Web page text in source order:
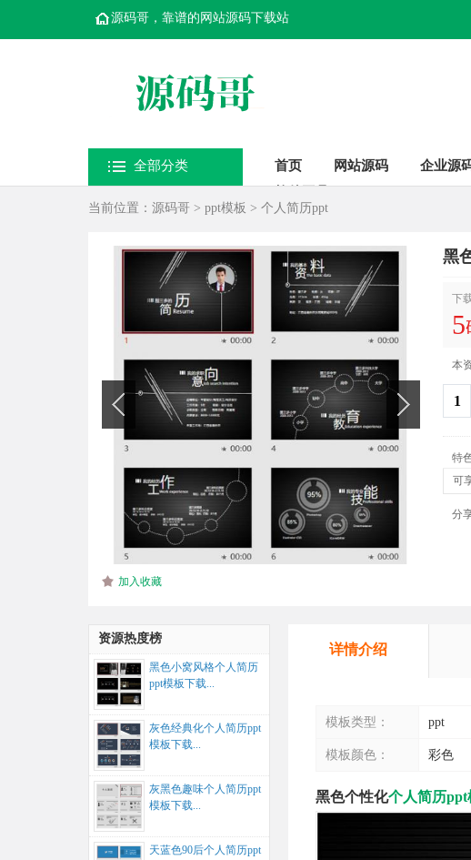
源码哥，靠谱的网站源码下载站
全部分类 首页 网站源码 企业源
当前位置： 源码哥 > ppt模板 > 个人简历ppt
加入收藏
黑
下
5
本
特
可
分
资源热度榜
黑色小窝风格个人简历
ppt模板下载...
灰色经典化个人简历ppt
模板下载...
灰黑色趣味个人简历ppt
模板下载...
天蓝色90后个人简历ppt
详情介绍
模板类型： ppt
模板颜色： 彩色
黑色个性化个人简历ppt